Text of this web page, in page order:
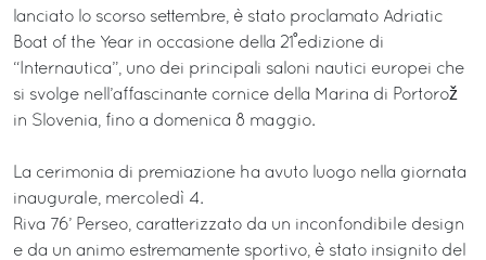
lanciato lo scorso settembre, è stato proclamato Adriatic
Boat of the Year in occasione della 21˚edizione di
“Internautica”, uno dei principali saloni nautici europei che
si svolge nell’affascinante cornice della Marina di Portorož
in Slovenia, fino a domenica 8 maggio.
La cerimonia di premiazione ha avuto luogo nella giornata
inaugurale, mercoledì 4.
Riva 76’ Perseo, caratterizzato da un inconfondibile design
e da un animo estremamente sportivo, è stato insignito del